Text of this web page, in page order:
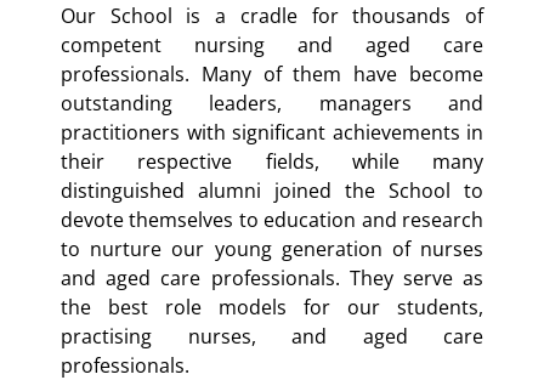
Our School is a cradle for thousands of
competent nursing and aged care
professionals. Many of them have become
outstanding leaders, managers and
practitioners with significant achievements in
their respective fields, while many
distinguished alumni joined the School to
devote themselves to education and research
to nurture our young generation of nurses
and aged care professionals. They serve as
the best role models for our students,
practising nurses, and aged care
professionals.​